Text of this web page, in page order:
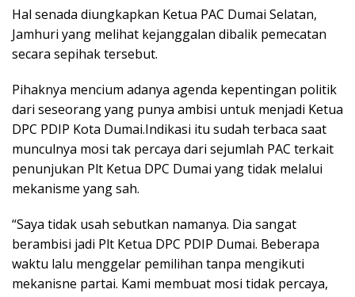
Hal senada diungkapkan Ketua PAC Dumai Selatan,
Jamhuri yang melihat kejanggalan dibalik pemecatan
secara sepihak tersebut.
Pihaknya mencium adanya agenda kepentingan politik
dari seseorang yang punya ambisi untuk menjadi Ketua
DPC PDIP Kota Dumai.Indikasi itu sudah terbaca saat
munculnya mosi tak percaya dari sejumlah PAC terkait
penunjukan Plt Ketua DPC Dumai yang tidak melalui
mekanisme yang sah.
“Saya tidak usah sebutkan namanya. Dia sangat
berambisi jadi Plt Ketua DPC PDIP Dumai. Beberapa
waktu lalu menggelar pemilihan tanpa mengikuti
mekanisne partai. Kami membuat mosi tidak percaya,